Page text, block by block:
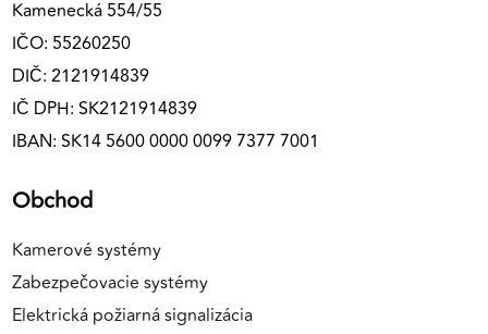
Kamenecká 554/55
IČO: 55260250
DIČ: 2121914839
IČ DPH: SK2121914839
IBAN: SK14 5600 0000 0099 7377 7001
Obchod
Kamerové systémy
Zabezpečovacie systémy
Elektrická požiarná signalizácia